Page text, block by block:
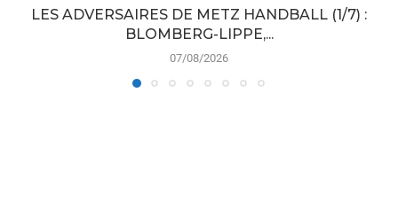
LES ADVERSAIRES DE METZ HANDBALL (1/7) :
BLOMBERG-LIPPE,...
07/08/2026